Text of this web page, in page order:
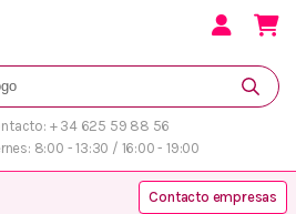
+ 34 625 59 88 56
8:00 - 13:30 / 16:00 - 19:00
Contacto empresas